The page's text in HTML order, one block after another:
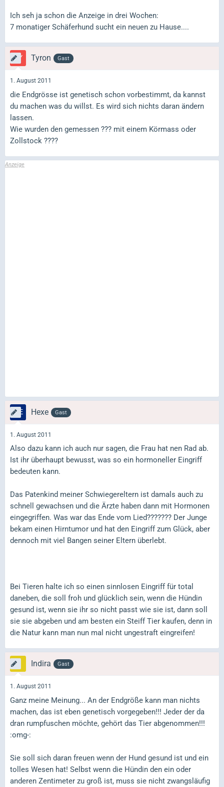
Ich seh ja schon die Anzeige in drei Wochen:
7 monatiger Schäferhund sucht ein neuen zu Hause....
Tyron Gast
1. August 2011
die Endgrösse ist genetisch schon vorbestimmt, da kannst
du machen was du willst. Es wird sich nichts daran ändern
lassen.
Wie wurden den gemessen ??? mit einem Körmass oder
Zollstock ????
Hexe Gast
1. August 2011
Also dazu kann ich auch nur sagen, die Frau hat nen Rad ab.
Ist ihr überhaupt bewusst, was so ein hormoneller Eingriff
bedeuten kann.
Das Patenkind meiner Schwiegereltern ist damals auch zu
schnell gewachsen und die Ärzte haben dann mit Hormonen
eingegriffen. Was war das Ende vom Lied??????? Der Junge
bekam einen Hirntumor und hat den Eingriff zum Glück, aber
dennoch mit viel Bangen seiner Eltern überlebt.
Bei Tieren halte ich so einen sinnlosen Eingriff für total
daneben, die soll froh und glücklich sein, wenn die Hündin
gesund ist, wenn sie ihr so nicht passt wie sie ist, dann soll
sie sie abgeben und am besten ein Steiff Tier kaufen, denn in
die Natur kann man nun mal nicht ungestraft eingreifen!
Indira Gast
1. August 2011
Ganz meine Meinung... An der Endgröße kann man nichts
machen, das ist eben genetisch vorgegeben!!! Jeder der da
dran rumpfuschen möchte, gehört das Tier abgenommen!!!
:omg-:
Sie soll sich daran freuen wenn der Hund gesund ist und ein
tolles Wesen hat! Selbst wenn die Hündin den ein oder
anderen Zentimeter zu groß ist, muss sie nicht zwangsläufig